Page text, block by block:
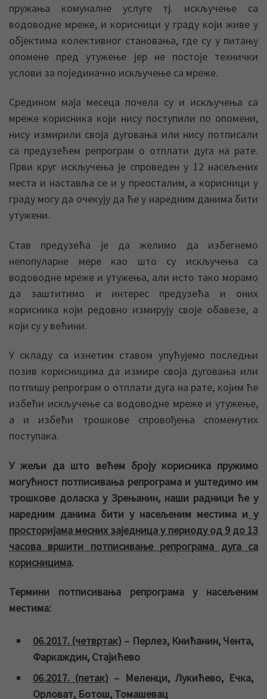
пружања комуналне услуге тј. искључење са
водоводне мреже, и корисници у граду који живе у
објектима колективног становања, где су у питању
опомене пред утужење јер не постоје технички
услови за појединачно искључење са мреже.
Средином маја месеца почела су и искључења са
мреже корисника који нису поступили по опомени,
нису измирили своја дуговања или нису потписали
са предузећем репрограм о отплати дуга на рате.
Први круг искључења је спроведен у 12 насељених
места и наставља се и у преосталим, а корисници у
граду могу да очекују да ће у наредним данима бити
утужени.
Став предузећа је да желимо да избегнемо
непопуларне мере као што су искључења са
водоводне мреже и утужења, али исто тако морамо
да заштитимо и интерес предузећа и оних
корисника који редовно измирују своје обавезе, а
који су у већини.
У складу са изнетим ставом упућујемо последњи
позив корисницима да измире своја дуговања или
потпишу репрограм о отплати дуга на рате, којим ће
избећи искључење са водоводне мреже и утужење,
а и избећи трошкове спровођења споменутих
поступака.
У жељи да што већем броју корисника пружимо
могућност потписивања репрограма и уштедимо им
трошкове доласка у Зрењанин, наши радници ће у
наредним данима бити у насељеним местима и у
просторијама месних заједница у периоду од 9 до 13
часова вршити потписивање репрограма дуга са
корисницима.
Термини потписивања репрограма у насељеним
местима:
06.2017. (четвртак) – Перлез, Книћанин, Чента,
Фаркаждин, Стајићево
06.2017. (петак) – Меленци, Лукићево, Ечка,
Орловат, Ботош, Томашевац